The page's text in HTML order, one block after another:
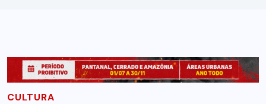
CULTURA